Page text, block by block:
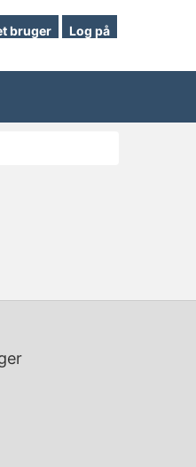
bruger Log på